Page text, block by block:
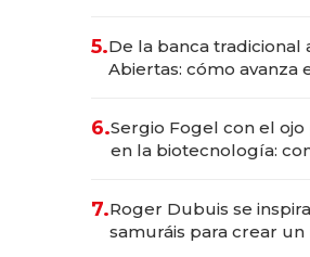
5.De la banca tradicional
Abiertas: cómo avanza
6.Sergio Fogel con el
en la biotecnología:
rol de la IA
7.Roger Dubuis se
samuráis para crear un